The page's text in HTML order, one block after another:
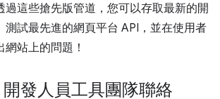
過這些搶先版管道，您可以存取最新的開
測試最先進的網頁平台 API，並在使用者
站上的問題！
發人員工具團隊聯絡